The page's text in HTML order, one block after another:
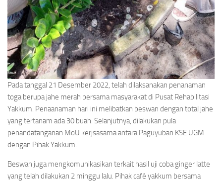
Pada tanggal 21 Desember 2022, telah dilaksanakan penanaman
toga berupa jahe merah bersama masyarakat di Pusat Rehabilitasi
Yakkum. Penaanaman hari ini melibatkan beswan dengan total jahe
yang tertanam ada 30 buah. Selanjutnya, dilakukan pula
penandatanganan MoU kerjsasama antara Paguyuban KSE UGM
dengan Pihak Yakkum.
Beswan juga mengkomunikasikan terkait hasil uji coba ginger latte
yang telah dilakukan 2 minggu lalu. Pihak café yakkum bersama